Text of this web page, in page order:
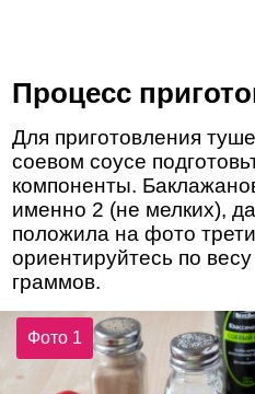
Процесс
Для приготовления
соевом соусе
компоненты.
именно 2 (не мелких),
положила на фото
ориентируйтесь по
граммов.
Фото 1